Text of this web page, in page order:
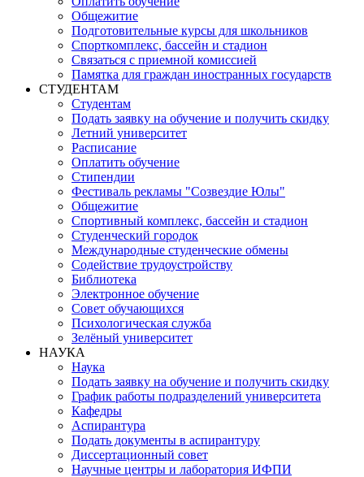
Общежитие
Подготовительные курсы для школьников
Спорткомплекс, бассейн и стадион
Связаться с приемной комиссией
Памятка для граждан иностранных государств
СТУДЕНТАМ
Студентам
Подать заявку на обучение и получить скидку
Летний университет
Расписание
Оплатить обучение
Стипендии
Фестиваль рекламы "Созвездие Юлы"
Общежитие
Спортивный комплекс, бассейн и стадион
Студенческий городок
Международные студенческие обмены
Содействие трудоустройству
Библиотека
Электронное обучение
Совет обучающихся
Психологическая служба
Зелёный университет
НАУКА
Наука
Подать заявку на обучение и получить скидку
График работы подразделений университета
Кафедры
Аспирантура
Подать документы в аспирантуру
Диссертационный совет
Научные центры и лаборатория ИФПИ